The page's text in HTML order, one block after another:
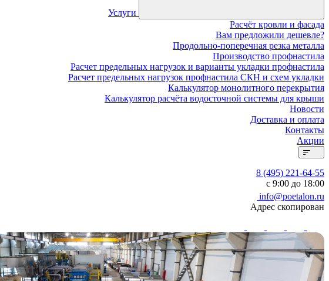
Услуги
Расчёт кровли и фасада
Вам предложили дешевле?
Продольно-поперечная резка металла
Производство профнастила
Расчет предельных нагрузок и варианты укладки профнастила
Расчет предельных нагрузок профнастила СКН и схем укладки
Калькулятор монолитного перекрытия
Калькулятор расчёта водосточной системы для крыши
Новости
Доставка и оплата
Контакты
Акции
8 (495) 221-64-55
с 9:00 до 18:00
info@poetalon.ru
Адрес скопирован